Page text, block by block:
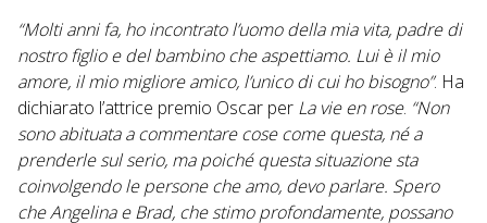
“Molti anni fa, ho incontrato l’uomo della mia vita, padre di
nostro figlio e del bambino che aspettiamo. Lui è il mio
amore, il mio migliore amico, l’unico di cui ho bisogno”. Ha
dichiarato l’attrice premio Oscar per La vie en rose. “Non
sono abituata a commentare cose come questa, né a
prenderle sul serio, ma poiché questa situazione sta
coinvolgendo le persone che amo, devo parlare. Spero
che Angelina e Brad, che stimo profondamente, possano